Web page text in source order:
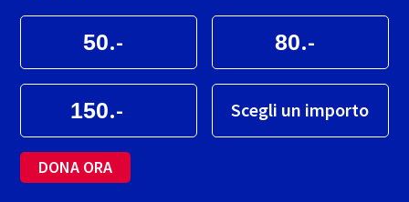
.- .-
.- Scegli un importo
DONA ORA